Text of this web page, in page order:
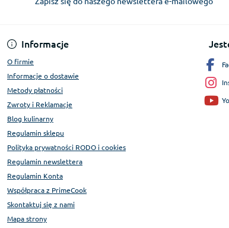
Regulamin Konta
Informacje
O firmie
Informacje o dostawie
Metody płatności
Zwroty i Reklamacje
Blog kulinarny
Regulamin sklepu
Polityka prywatności RODO i cookies
Regulamin newslettera
Regulamin Konta
Współpraca z PrimeCook
Skontaktuj się z nami
Mapa strony